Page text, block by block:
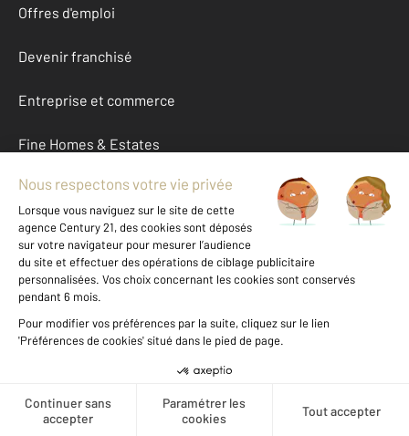
Offres d'emploi
Devenir franchisé
Entreprise et commerce
Fine Homes & Estates
À propos
International
Nous contacter
Données personnelles
Gestionnaire des cookies